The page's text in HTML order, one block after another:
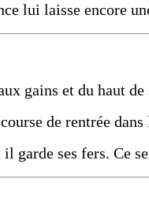
lui laisse encore
gains et du haut de
de rentrée
garde ses fers. Ce